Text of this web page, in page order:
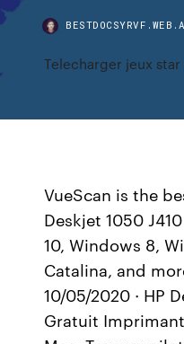
Telecharger jeux
VueScan is the
Deskjet 1050
10, Windows 8,
Catalina, and
10/05/2020 · HP
Gratuit